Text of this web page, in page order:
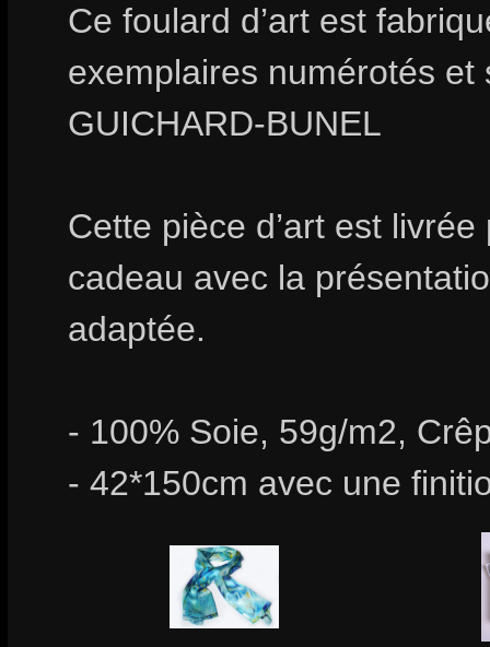
Ce foulard d’art est
exemplaires numérotés
GUICHARD-BUNEL
Cette pièce d’art est
cadeau avec la
adaptée.
- 100% Soie, 59g/m2,
- 42*150cm avec une